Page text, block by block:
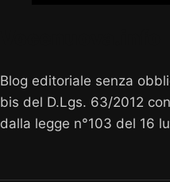
Blog editoriale senza
bis del D.Lgs. 63/2012
dalla legge n°103 del 16